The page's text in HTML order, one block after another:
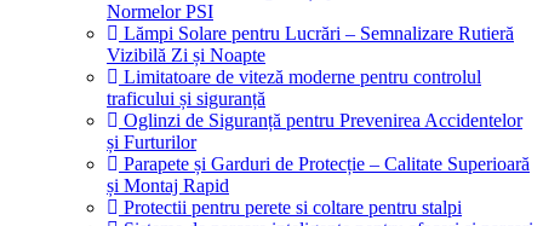
Normelor PSI
Lămpi Solare pentru Lucrări – Semnalizare Rutieră
Vizibilă Zi și Noapte
Limitatoare de viteză moderne pentru controlul
traficului și siguranță
Oglinzi de Siguranță pentru Prevenirea Accidentelor
și Furturilor
Parapete și Garduri de Protecție – Calitate Superioară
și Montaj Rapid
Protectii pentru perete si coltare pentru stalpi